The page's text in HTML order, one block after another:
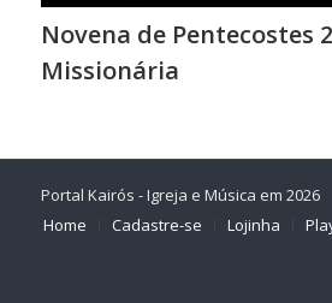
Novena de Pentecostes
Missionária
Portal Kairós - Igreja e Música em 2026
Home
Cadastre-se Lojinha